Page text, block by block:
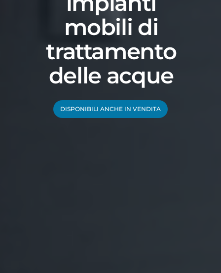
mobili di
trattamento
delle acque
DISPONIBILI ANCHE IN VENDITA